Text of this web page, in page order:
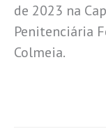
de 2023 na
Penitenciária
Colmeia.